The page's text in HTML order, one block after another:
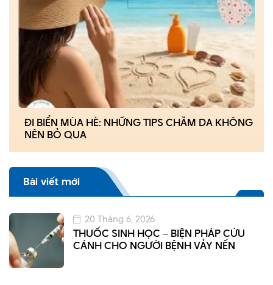
ĐI BIỂN MÙA HÈ: NHỮNG TIPS CHĂM DA KHÔNG
NÊN BỎ QUA
Bài viết mới
THUỐC SINH HỌC – BIỆN PHÁP CỨU
CÁNH CHO NGƯỜI BỆNH VẢY NẾN
20 Tháng 6, 2026